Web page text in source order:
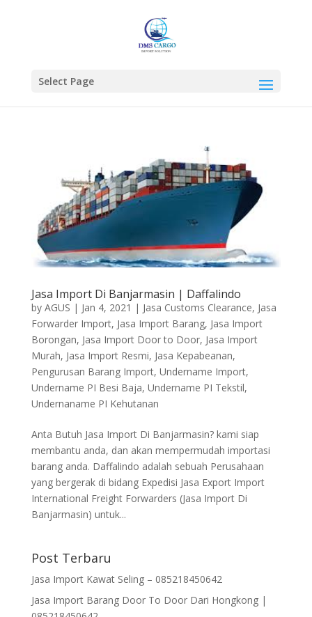
Select Page
Jasa Import Di Banjarmasin | Daffalindo
by AGUS | Jan 4, 2021 | Jasa Customs Clearance, Jasa
Forwarder Import, Jasa Import Barang, Jasa Import
Borongan, Jasa Import Door to Door, Jasa Import
Murah, Jasa Import Resmi, Jasa Kepabeanan,
Pengurusan Barang Import, Undername Import,
Undername PI Besi Baja, Undername PI Tekstil,
Undernaname PI Kehutanan
Anta Butuh Jasa Import Di Banjarmasin? kami siap
membantu anda, dan akan mempermudah importasi
barang anda. Daffalindo adalah sebuah Perusahaan
yang bergerak di bidang Expedisi Jasa Export Import
International Freight Forwarders (Jasa Import Di
Banjarmasin) untuk...
Post Terbaru
Jasa Import Kawat Seling – 085218450642
Jasa Import Barang Door To Door Dari Hongkong |